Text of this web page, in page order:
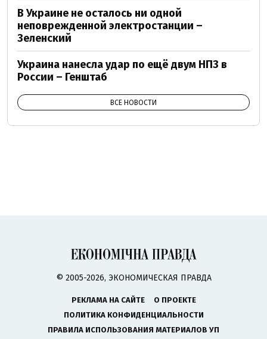
В Украине не осталось ни одной
неповрежденной электростанции –
Зеленский
Украина нанесла удар по ещё двум НПЗ в
России – Генштаб
ВСЕ НОВОСТИ
© 2005-2026, ЭКОНОМИЧЕСКАЯ ПРАВДА
РЕКЛАМА НА САЙТЕ
О ПРОЕКТЕ
ПОЛИТИКА КОНФИДЕНЦИАЛЬНОСТИ
ПРАВИЛА ИСПОЛЬЗОВАНИЯ МАТЕРИАЛОВ УП